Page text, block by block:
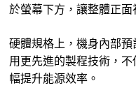
於螢幕下方，讓整體正
硬體規格上，機身內部
用更先進的製程技術，
幅提升能源效率。